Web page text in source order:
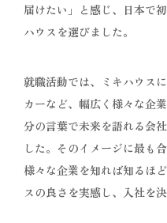
届けたい」と感じ、日本で
ハウスを選びました。
就職活動では、ミキハウス
カーなど、幅広く様々な企
分の言葉で未来を語れる会
した。そのイメージに最も
様々な企業を知れば知るほ
スの良さを実感し、入社を決